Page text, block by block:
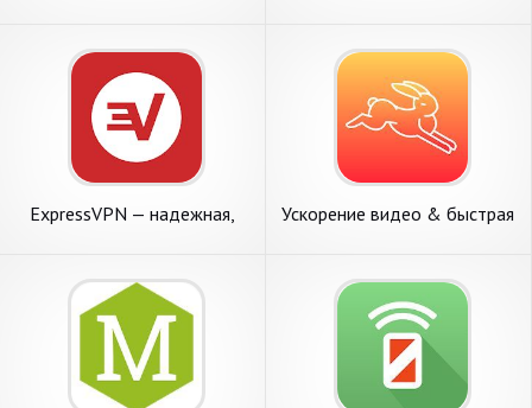
ExpressVPN — надежная,
Ускорение видео & быстрая